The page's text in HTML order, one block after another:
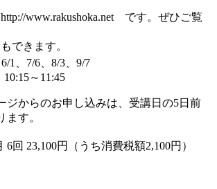
www.rakushoka.net です。ぜひご覧
できます。
1、7/6、8/3、9/7
～11:45
ジからのお申し込みは、受講日の5日前
ます。
6回 23,100円（うち消費税額2,100円）